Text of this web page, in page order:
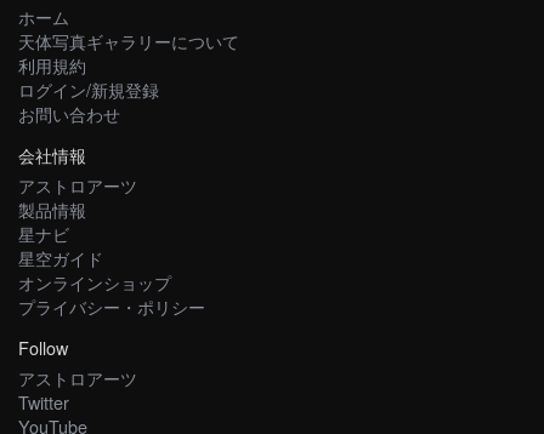
ホーム
天体写真ギャラリーについて
利用規約
ログイン/新規登録
お問い合わせ
会社情報
アストロアーツ
製品情報
星ナビ
星空ガイド
オンラインショップ
プライバシー・ポリシー
Follow
アストロアーツ
Twitter
YouTube